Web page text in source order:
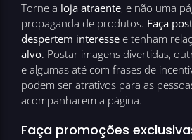
Torne a loja atraente, e não uma
propaganda de produtos. Faça
despertem interesse e tenham
alvo. Postar imagens divertidas,
e algumas até com frases de
podem ser atrativos para as
acompanharem a página.
Faça promoções